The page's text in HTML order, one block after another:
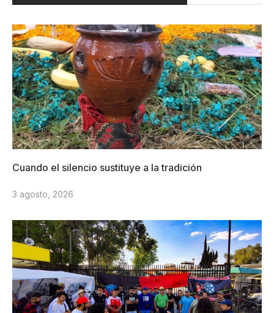
Cuando el silencio sustituye a la tradición
3 agosto, 2026